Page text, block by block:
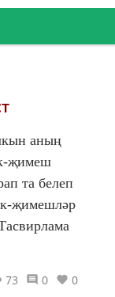
аның
җимеш
та белеп
җимешләр
73 0 0